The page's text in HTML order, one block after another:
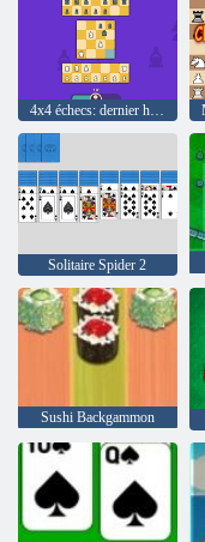
4x4 échecs: dernier homme stand
Solitaire Spider 2
Sushi Backgammon